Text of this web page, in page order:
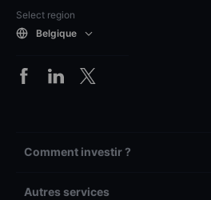
Select region
Belgique
Comment investir ?
Autres services